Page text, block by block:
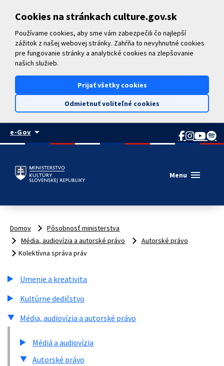
Cookies na stránkach culture.gov.sk
Používame cookies, aby sme vám zabezpečili čo najlepší
zážitok z našej webovej stránky. Zahŕňa to nevyhnutné cookies
pre fungovanie stránky a analytické cookies na zlepšovanie
našich služieb.
Prijať všetky cookies
Odmietnuť voliteľné cookies
e-Govarrow_drop_down
Menu menu
Domov
Pôsobnosť ministerstva
Média, audiovízia a autorské právo
Autorské právo
Kolektívna správa práv
Umenie a kreativita
Kultúrne dedičstvo
Média, audiovízia a autorské právo
Médiá a audiovízia
Autorské právo